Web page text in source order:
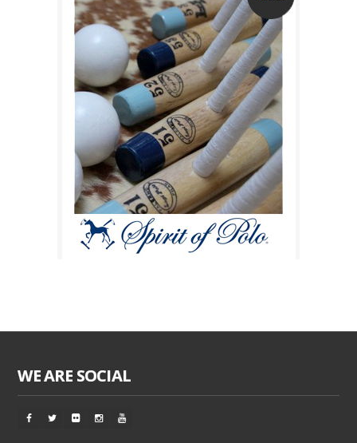
WE ARE SOCIAL